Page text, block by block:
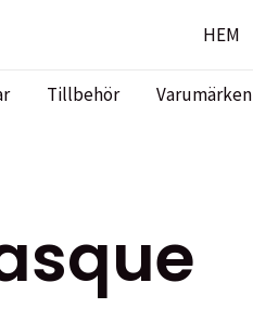
HEM
Tillbehör Varumärken